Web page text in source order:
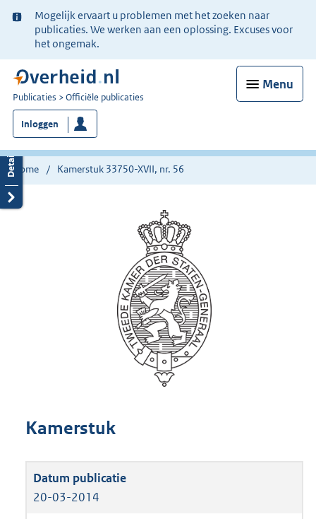
Ter
informatie:
Mogelijk ervaart u problemen met het zoeken naar
publicaties. We werken aan een oplossing. Excuses voor
het ongemak.
Menu
U
bent
nu
hier:
Publicaties Officiële publicaties
Inloggen
Home Kamerstuk 33750-XVII, nr. 56
Kamerstuk
20-03-2014